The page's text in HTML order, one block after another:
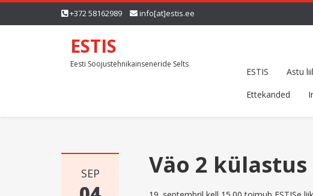
+372 58162989 info[at]estis.ee
ESTIS
Eesti Soojustehnikainseneride Selts
ESTIS Astu
Ettekanded
SEP Väo 2 külastus